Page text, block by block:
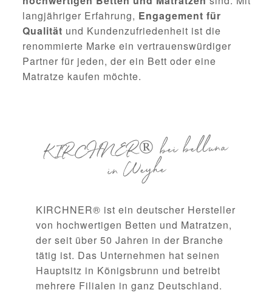
langjähriger Erfahrung, Engagement für
Qualität und Kundenzufriedenheit ist die
renommierte Marke ein vertrauenswürdiger
Partner für jeden, der ein Bett oder eine
Matratze kaufen möchte.
KIRCHNER® bei belluna
in Weyhe
KIRCHNER® ist ein deutscher Hersteller
von hochwertigen Betten und Matratzen,
der seit über 50 Jahren in der Branche
tätig ist. Das Unternehmen hat seinen
Hauptsitz in Königsbrunn und betreibt
mehrere Filialen in ganz Deutschland.